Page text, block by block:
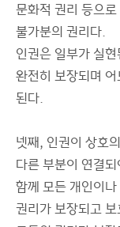
문화적 권리 등으
불가분의 권리다.
인권은 일부가 실
완전히 보장되며
된다.
넷째, 인권이 상호
다른 부분이 연결
함께 모든 개인이
권리가 보장되고